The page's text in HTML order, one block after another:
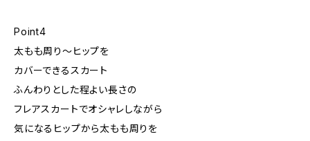
Point4
太もも周り〜ヒップを
カバーできるスカート
ふんわりとした程よい長さの
フレアスカートでオシャレしながら
気になるヒップから太もも周りを